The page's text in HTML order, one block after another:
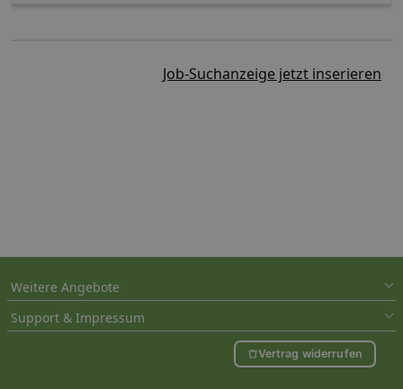
Job-Suchanzeige jetzt inserieren
Weitere Angebote
Support & Impressum
Vertrag widerrufen